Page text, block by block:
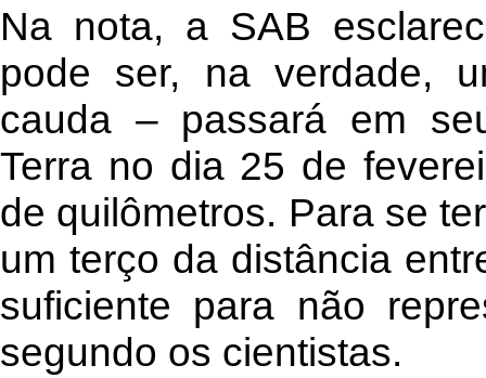
Na nota, a SAB
pode ser, na verdade,
cauda – passará em
Terra no dia 25 de
de quilômetros. Para se
um terço da distância
suficiente para não
segundo os cientistas.